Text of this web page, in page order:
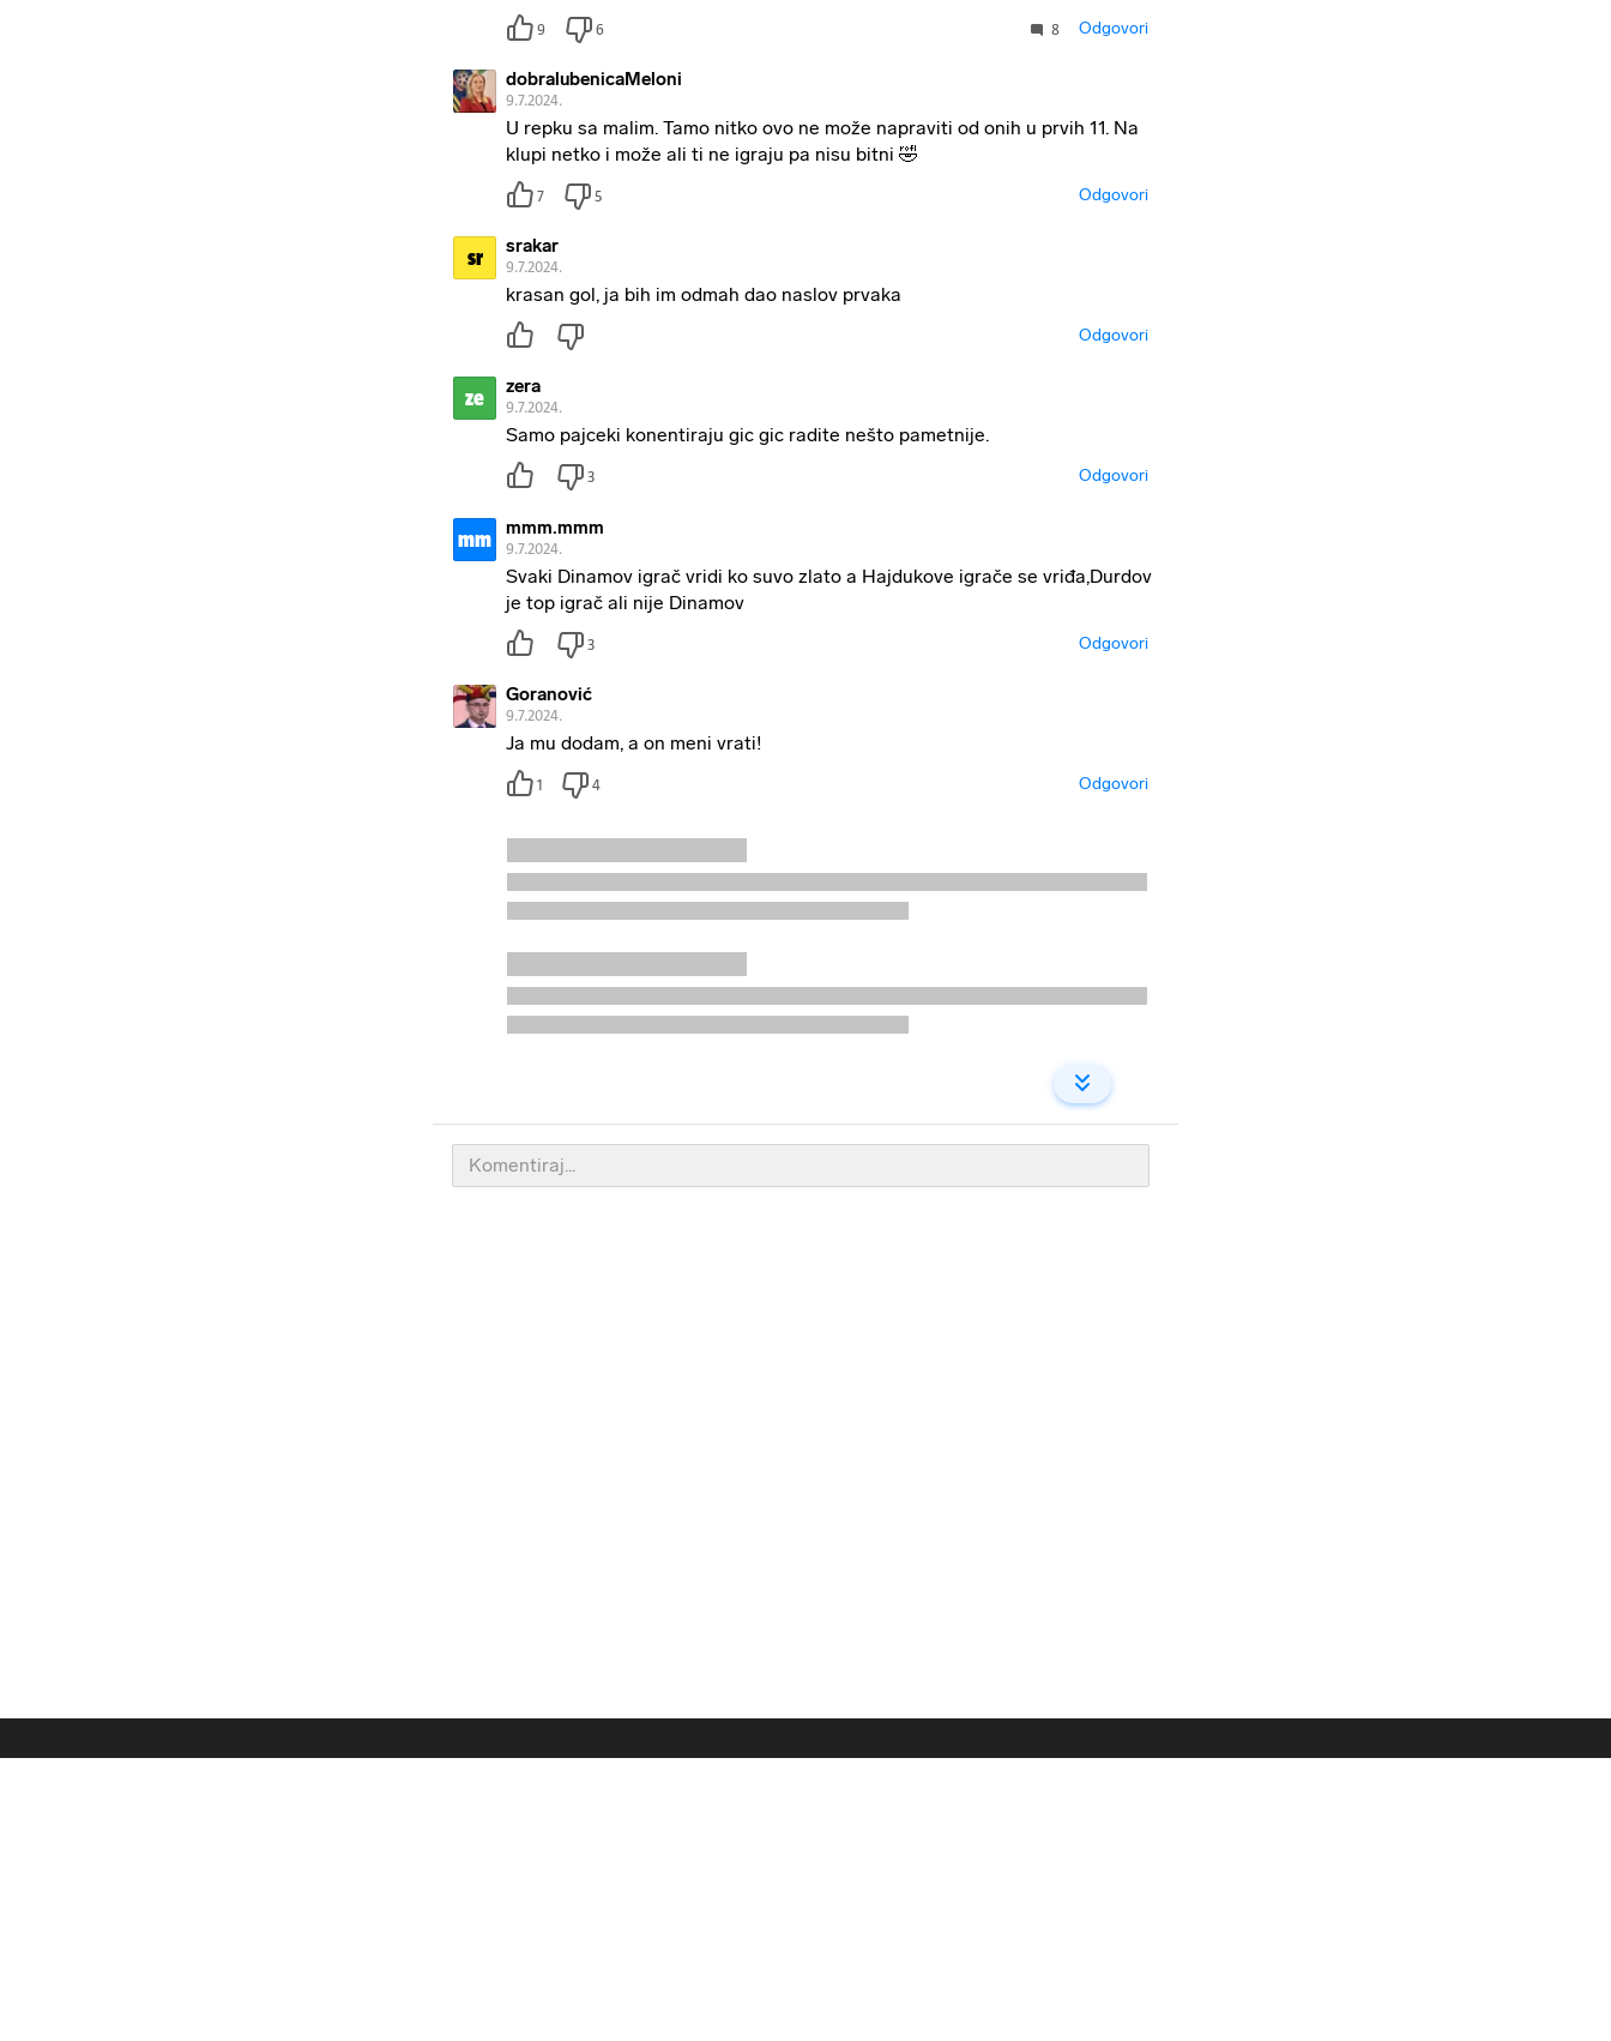
9 6 8 Odgovori
dobralubenicaMeloni
9.7.2024.
U repku sa malim. Tamo nitko ovo ne može napraviti od onih u prvih 11. Na
klupi netko i može ali ti ne igraju pa nisu bitni 🤣
7 5 Odgovori
sr srakar
9.7.2024.
krasan gol, ja bih im odmah dao naslov prvaka
Odgovori
ze zera
9.7.2024.
Samo pajceki konentiraju gic gic radite nešto pametnije.
3 Odgovori
mm mmm.mmm
9.7.2024.
Svaki Dinamov igrač vridi ko suvo zlato a Hajdukove igrače se vriđa,Durdov
je top igrač ali nije Dinamov
3 Odgovori
Goranović
9.7.2024.
Ja mu dodam, a on meni vrati!
1 4 Odgovori